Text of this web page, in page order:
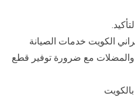
الكويت خدمات الصيانة
والمضلات مع ضرورة توفير قطع